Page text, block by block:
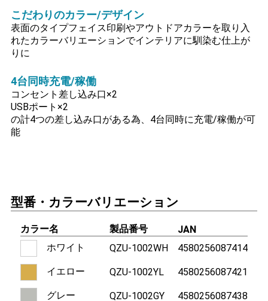
こだわりのカラー/デザイン
表面のタイプフェイス印刷やアウトドアカラーを取り入
れたカラーバリエーションでインテリアに馴染む仕上が
りに
4台同時充電/稼働
コンセント差し込み口×2
USBポート×2
の計4つの差し込み口がある為、4台同時に充電/稼働が可
能
型番・カラーバリエーション
カラー名 製品番号
JAN
ホワイト
QZU-1002WH 4580256087414
イエロー QZU-1002YL 4580256087421
グレー QZU-1002GY 4580256087438